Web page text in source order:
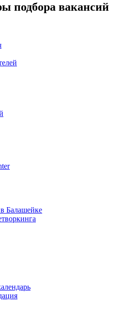
подбора вакансий
Балашейке